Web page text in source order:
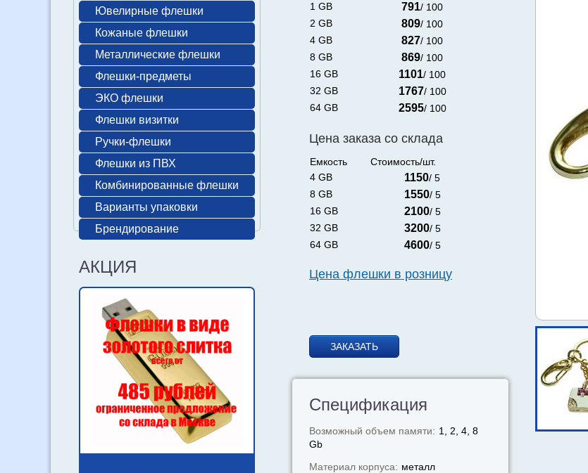
1 GB
791/ 100
2 GB
809/ 100
4 GB
827/ 100
8 GB
869/ 100
16 GB
1101/ 100
32 GB
1767/ 100
64 GB
2595/ 100
Цена заказа со склада
Емкость
Стоимость/шт.
4 GB
1150/ 5
8 GB
1550/ 5
16 GB
2100/ 5
32 GB
3200/ 5
64 GB
4600/ 5
Цена флешки в розницу
ЗАКАЗАТЬ
Спецификация
Возможный объем памяти: 1, 2, 4, 8
Gb
Материал корпуса: металл
Ювелирные флешки
Кожаные флешки
Металлические флешки
Флешки-предметы
ЭКО флешки
Флешки визитки
Ручки-флешки
Флешки из ПВХ
Комбинированные флешки
Варианты упаковки
Брендирование
АКЦИЯ